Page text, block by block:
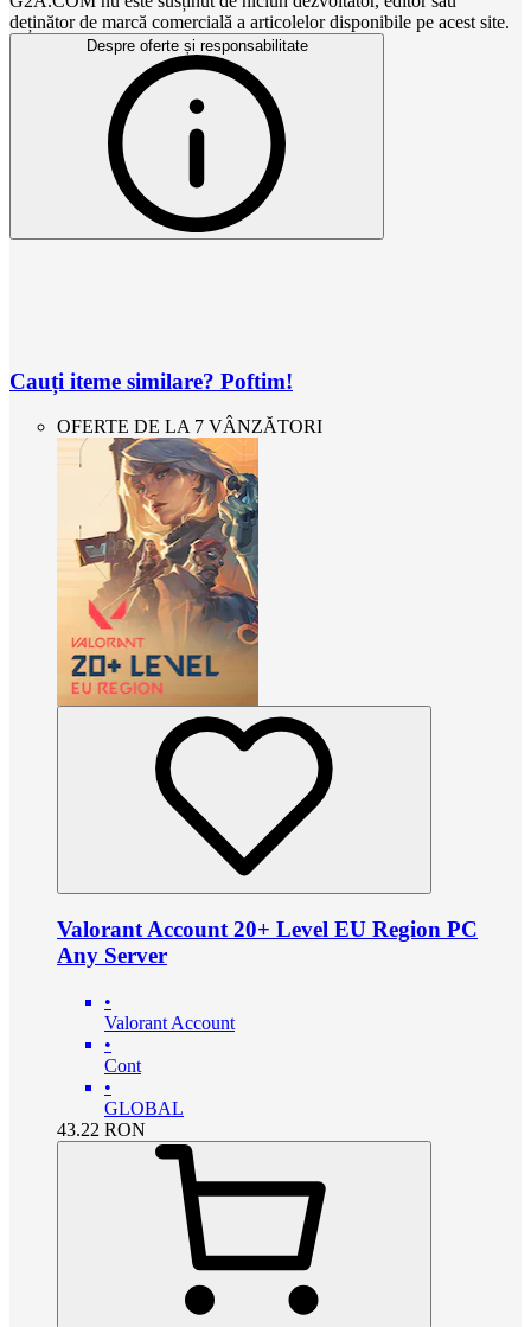
deținător de marcă comercială a articolelor disponibile pe acest site.
Despre oferte și responsabilitate
Cauți iteme similare? Poftim!
OFERTE DE LA 7 VÂNZĂTORI
Valorant Account 20+ Level EU Region PC
Any Server
•
Valorant Account
•
Cont
•
GLOBAL
43.22 RON